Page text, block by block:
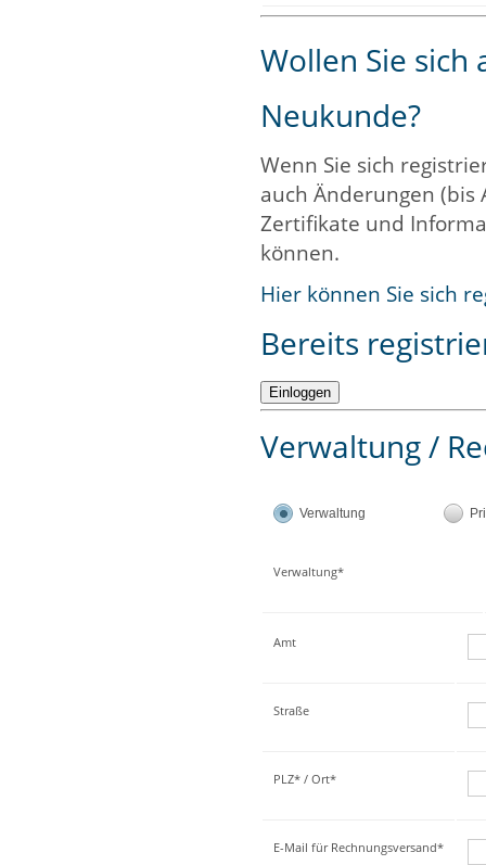
Wollen Sie sich
Neukunde?
Wenn Sie sich
auch Änderungen
Zertifikate und
können.
Hier können Sie sich
Bereits
Verwaltung /
Verwaltung
Verwaltung*
Amt
Straße
PLZ* / Ort*
E-Mail für Rechnungsversand*